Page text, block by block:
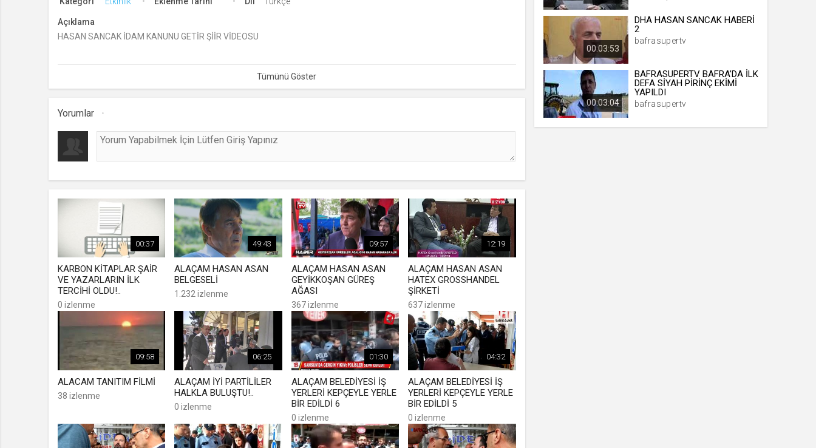
Açıklama
HASAN SANCAK İDAM KANUNU GETİR ŞİİR VİDEOSU
Yorumlar
00:37
KARBON KİTAPLAR ŞAİR
VE YAZARLARIN İLK
TERCİHİ OLDU!..
0 izlenme
49:43
ALAÇAM HASAN ASAN
BELGESELİ
1.232 izlenme
09:57
ALAÇAM HASAN ASAN
GEYİKKOŞAN GÜREŞ
AĞASI
367 izlenme
12:19
ALAÇAM HASAN ASAN
HATEX GROSSHANDEL
ŞİRKETİ
637 izlenme
09:58
ALACAM TANITIM FİLMİ
38 izlenme
06:25
ALAÇAM İYİ PARTİLİLER
HALKLA BULUŞTU!..
0 izlenme
01:30
ALAÇAM BELEDİYESİ İŞ
YERLERİ KEPÇEYLE YERLE
BİR EDİLDİ 6
0 izlenme
04:32
ALAÇAM BELEDİYESİ İŞ
YERLERİ KEPÇEYLE YERLE
BİR EDİLDİ 5
0 izlenme
00:03:53
DHA HASAN SANCAK HABERİ
2
bafrasupertv
00:03:04
BAFRASUPERTV BAFRA’DA İLK
DEFA SİYAH PİRİNÇ EKİMİ
YAPILDI
bafrasupertv